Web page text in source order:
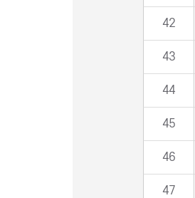
42
43
44
45
46
47